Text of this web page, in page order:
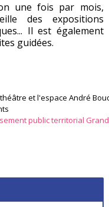
une fois par mois,
des expositions
Il est également
guidées.
théâtre et l'espace André
public territorial